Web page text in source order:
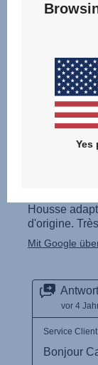
Yes